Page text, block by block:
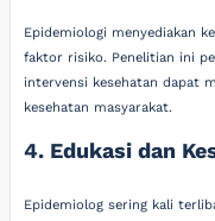
Epidemiologi menyediakan
faktor risiko. Penelitian ini
intervensi kesehatan dapat
kesehatan masyarakat.
4. Edukasi dan
Epidemiolog sering kali